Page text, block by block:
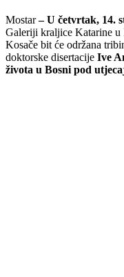
Mostar– U četvrtak, 14.
Galeriji kraljice Katarine u
Kosače bit će održana
doktorske disertacije Ive
života u Bosni pod